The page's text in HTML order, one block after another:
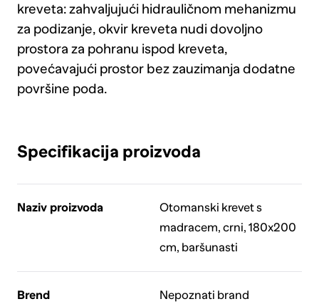
kreveta: zahvaljujući hidrauličnom mehanizmu
za podizanje, okvir kreveta nudi dovoljno
prostora za pohranu ispod kreveta,
povećavajući prostor bez zauzimanja dodatne
površine poda.
Specifikacija proizvoda
Naziv proizvoda
Otomanski krevet s
madracem, crni, 180x200
cm, baršunasti
Brend Nepoznati brand